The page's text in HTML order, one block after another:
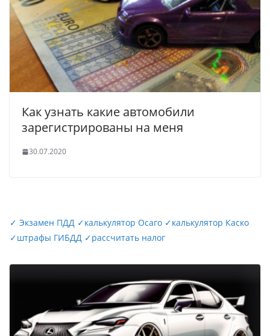
Как узнать какие автомобили
зарегистрированы на меня
30.07.2020
✓ Экзамен ПДД ✓калькулятор Осаго ✓калькулятор Каско
✓штрафы ГИБДД ✓рассчитать налог